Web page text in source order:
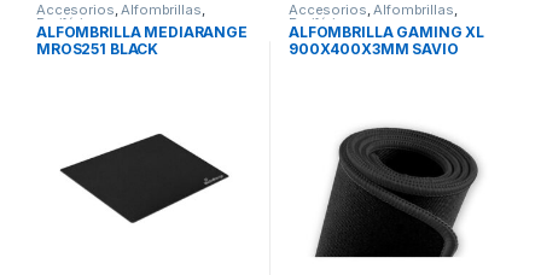
Accesorios,Alfombrillas,
Periféricos
ALFOMBRILLA MEDIARANGE
MROS251 BLACK
Accesorios,Alfombrillas,
Periféricos
ALFOMBRILLA GAMING XL
900X400X3MM SAVIO